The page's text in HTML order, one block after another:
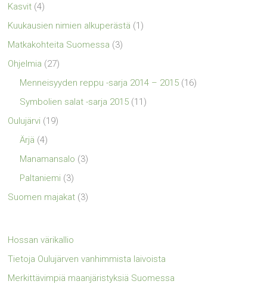
Kasvit (4)
Kuukausien nimien alkuperästä (1)
Matkakohteita Suomessa (3)
Ohjelmia (27)
Menneisyyden reppu -sarja 2014 – 2015 (16)
Symbolien salat -sarja 2015 (11)
Oulujärvi (19)
Ärjä (4)
Manamansalo (3)
Paltaniemi (3)
Suomen majakat (3)
Hossan värikallio
Tietoja Oulujärven vanhimmista laivoista
Merkittävimpiä maanjäristyksiä Suomessa